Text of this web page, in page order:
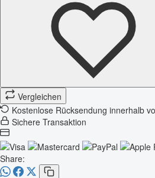
Vergleichen
Kostenlose Rücksendung innerhalb
Sichere Transaktion
Share: